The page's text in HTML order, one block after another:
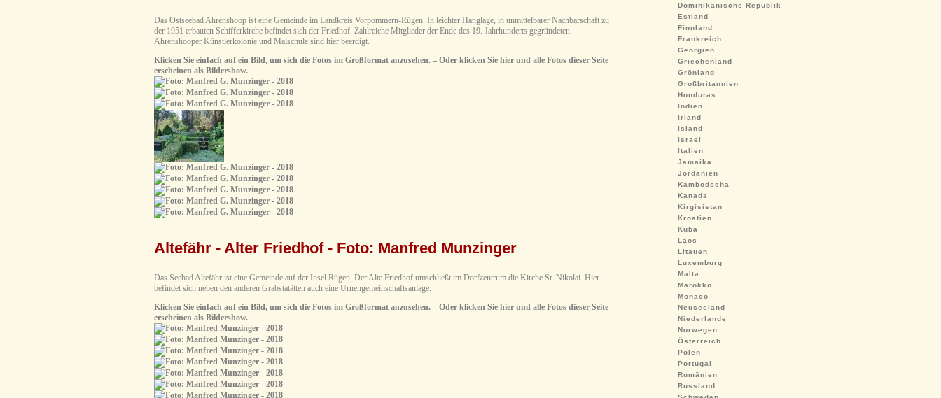
Das Ostseebad Ahrenshoop ist eine Gemeinde im Landkreis Vorpommern-Rügen. In leichter Hanglage, in unmittelbarer Nachbarschaft zu
der 1951 erbauten Schifferkirche befindet sich der Friedhof. Zahlreiche Mitglieder der Ende des 19. Jahrhunderts gegründeten
Ahrenshooper Künstlerkolonie und Malschule sind hier beerdigt.
Klicken Sie einfach auf ein Bild, um sich die Fotos im Großformat anzusehen. – Oder klicken Sie hier und alle Fotos dieser Seite
erscheinen als Bildershow.
Altefähr - Alter Friedhof - Foto: Manfred Munzinger
Das Seebad Altefähr ist eine Gemeinde auf der Insel Rügen. Der Alte Friedhof umschließt im Dorfzentrum die Kirche St. Nikolai. Hier
befindet sich neben den anderen Grabstatätten auch eine Urnengemeinschaftsanlage.
Klicken Sie einfach auf ein Bild, um sich die Fotos im Großformat anzusehen. – Oder klicken Sie hier und alle Fotos dieser Seite
erscheinen als Bildershow.
Dominikanische Republik
Estland
Finnland
Frankreich
Georgien
Griechenland
Grönland
Großbritannien
Honduras
Indien
Irland
Island
Israel
Italien
Jamaika
Jordanien
Kambodscha
Kanada
Kirgisistan
Kroatien
Kuba
Laos
Litauen
Luxemburg
Malta
Marokko
Monaco
Neuseeland
Niederlande
Norwegen
Österreich
Polen
Portugal
Rumänien
Russland